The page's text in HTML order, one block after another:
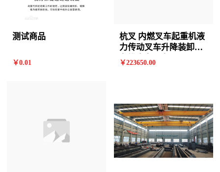
测试商品
￥0.01
杭叉 内燃叉车起重机液
力传动叉车升降装卸铲
车堆高车叉车
￥223650.00